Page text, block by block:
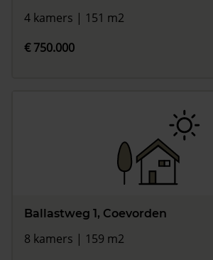
4 kamers | 151 m2
€ 750.000
Ballastweg 1, Coevorden
8 kamers | 159 m2